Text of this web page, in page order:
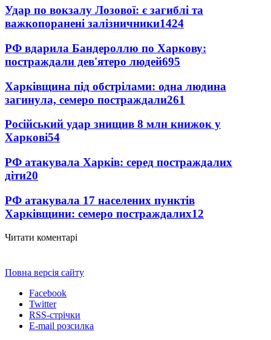
Удар по вокзалу Лозової: є загиблі та
важкопоранені залізничники1424
РФ вдарила Бандероллю по Харкову:
постраждали дев'ятеро людей695
Харківщина під обстрілами: одна людина
загинула, семеро постраждали261
Російський удар знищив 8 млн книжок у
Харкові54
РФ атакувала Харків: серед постраждалих
діти20
РФ атакувала 17 населених пунктів
Харківщини: семеро постраждалих12
Читати коментарі
Повна версія сайту
Facebook
Twitter
RSS-стрічки
E-mail розсилка